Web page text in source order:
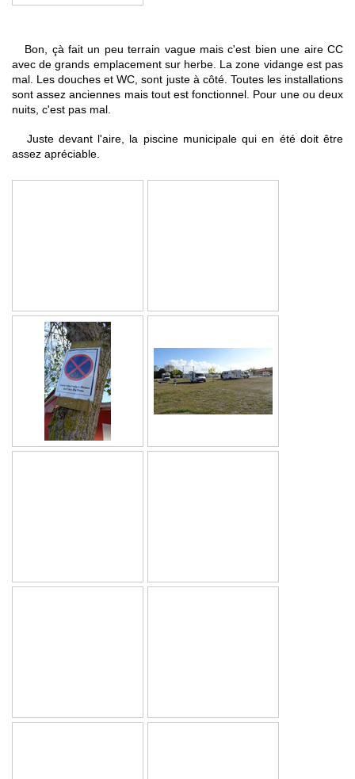
Bon, çà fait un peu terrain vague mais c'est bien une aire CC
avec de grands emplacement sur herbe. La zone vidange est pas
mal. Les douches et WC, sont juste à côté. Toutes les installations
sont assez anciennes mais tout est fonctionnel. Pour une ou deux
nuits, c'est pas mal.
Juste devant l'aire, la piscine municipale qui en été doit être
assez apréciable.